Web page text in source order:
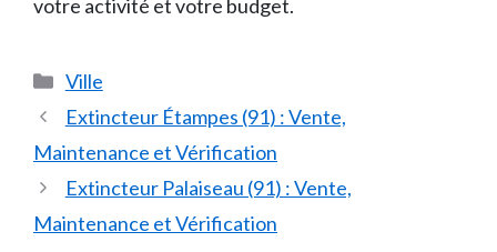
votre activité et votre budget.
Catégories
Ville
Extincteur Étampes (91) : Vente,
Maintenance et Vérification
Extincteur Palaiseau (91) : Vente,
Maintenance et Vérification